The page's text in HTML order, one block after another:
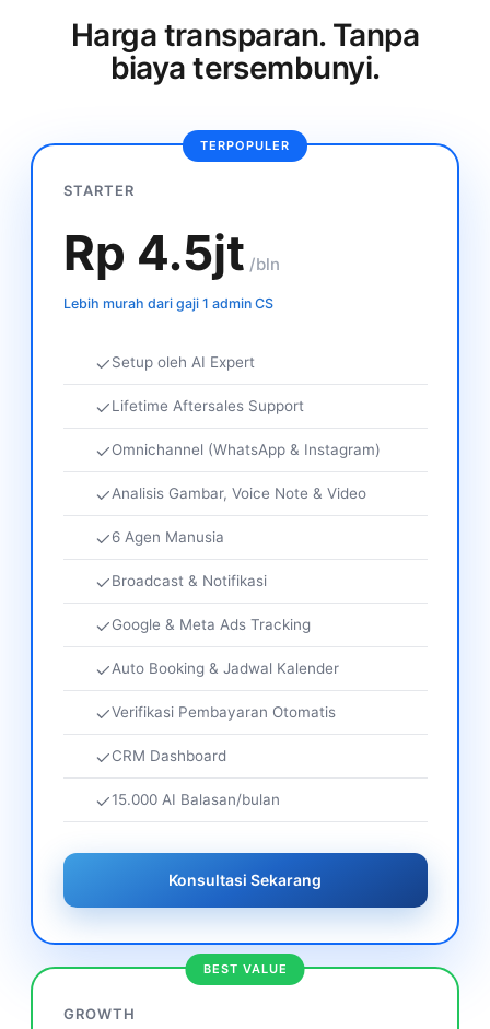
Harga transparan. Tanpa
biaya tersembunyi.
TERPOPULER
STARTER
Rp 4.5jt /bln
Lebih murah dari gaji 1 admin CS
Setup oleh AI Expert
Lifetime Aftersales Support
Omnichannel (WhatsApp & Instagram)
Analisis Gambar, Voice Note & Video
6 Agen Manusia
Broadcast & Notifikasi
Google & Meta Ads Tracking
Auto Booking & Jadwal Kalender
Verifikasi Pembayaran Otomatis
CRM Dashboard
15.000 AI Balasan/bulan
Konsultasi Sekarang
BEST VALUE
GROWTH